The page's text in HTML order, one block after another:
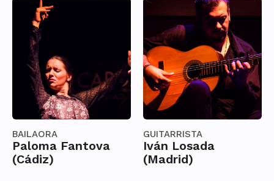
BAILAORA
Paloma Fantova
(Cádiz)
GUITARRISTA
Iván Losada
(Madrid)